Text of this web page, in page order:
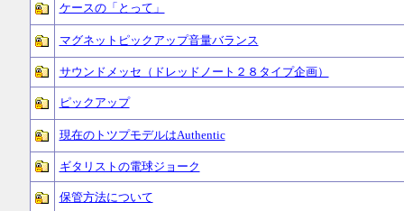
ケースの「とって」
マグネットピックアップ音量バランス
サウンドメッセ（ドレッドノート２８タイプ企画）
ピックアップ
現在のトツプモデルはAuthentic
ギタリストの電球ジョーク
保管方法について